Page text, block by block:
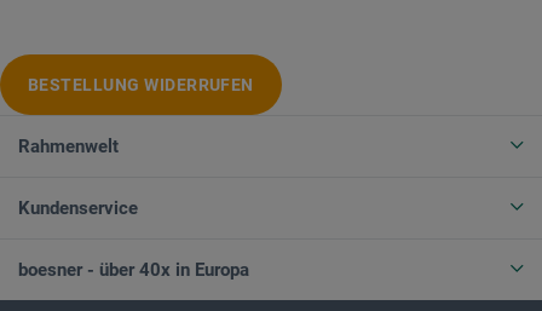
BESTELLUNG WIDERRUFEN
Rahmenwelt
Kundenservice
boesner - über 40x in Europa